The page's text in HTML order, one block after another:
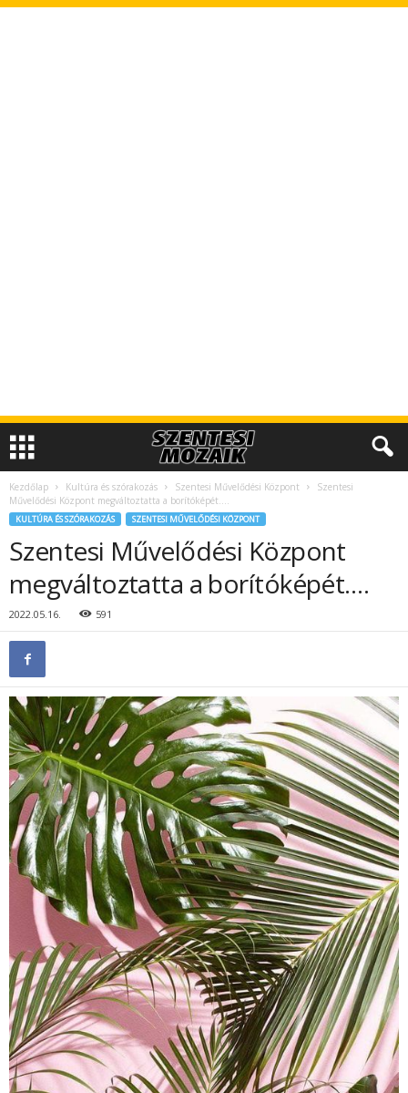
Kezdőlap Kultúra és szórakozás Szentesi Művelődési Központ
Szentesi
Művelődési Központ megváltoztatta a borítóképét….
KULTÚRA ÉS SZÓRAKOZÁS SZENTESI MŰVELŐDÉSI KÖZPONT
Szentesi Művelődési Központ
megváltoztatta a borítóképét….
2022.05.16. 591